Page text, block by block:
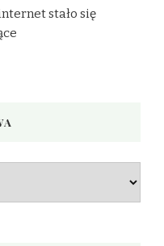
stało się